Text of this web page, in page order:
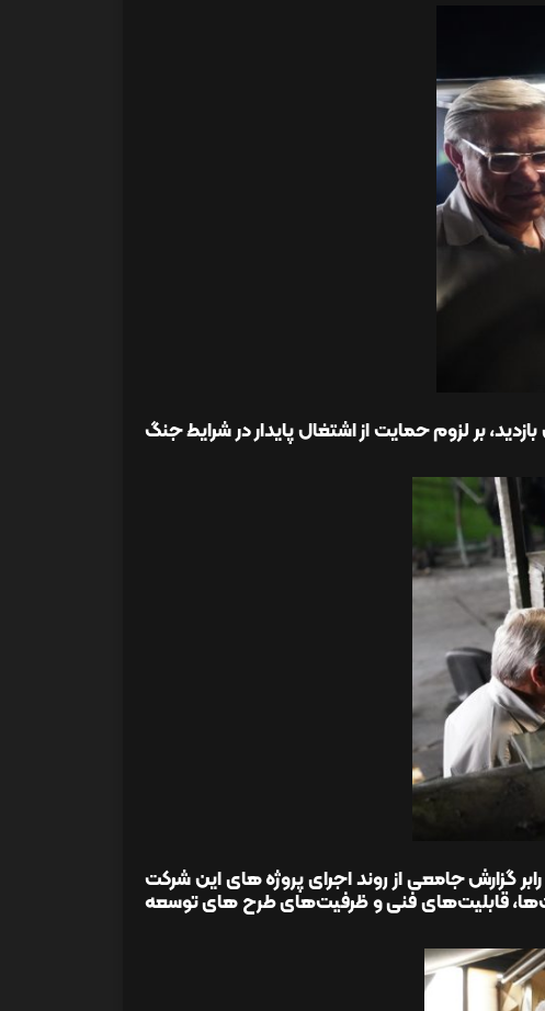
بر لزوم حمایت از اشتغال پایدار در شرایط جنگ
رابر گزارش جامعی از روند اجرای پروژه های این شرکت
قابلیت‌های فنی و ظرفیت‌های طرح های توسعه